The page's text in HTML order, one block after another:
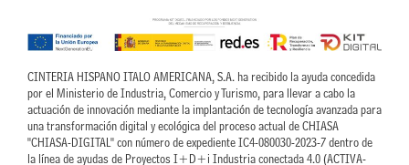
CINTERIA HISPANO ITALO AMERICANA, S.A. ha recibido la ayuda concedida
por el Ministerio de Industria, Comercio y Turismo, para llevar a cabo la
actuación de innovación mediante la implantación de tecnología avanzada para
una transformación digital y ecológica del proceso actual de CHIASA
"CHIASA-DIGITAL" con número de expediente IC4-080030-2023-7 dentro de
la línea de ayudas de Proyectos I+D+i Industria conectada 4.0 (ACTIVA-